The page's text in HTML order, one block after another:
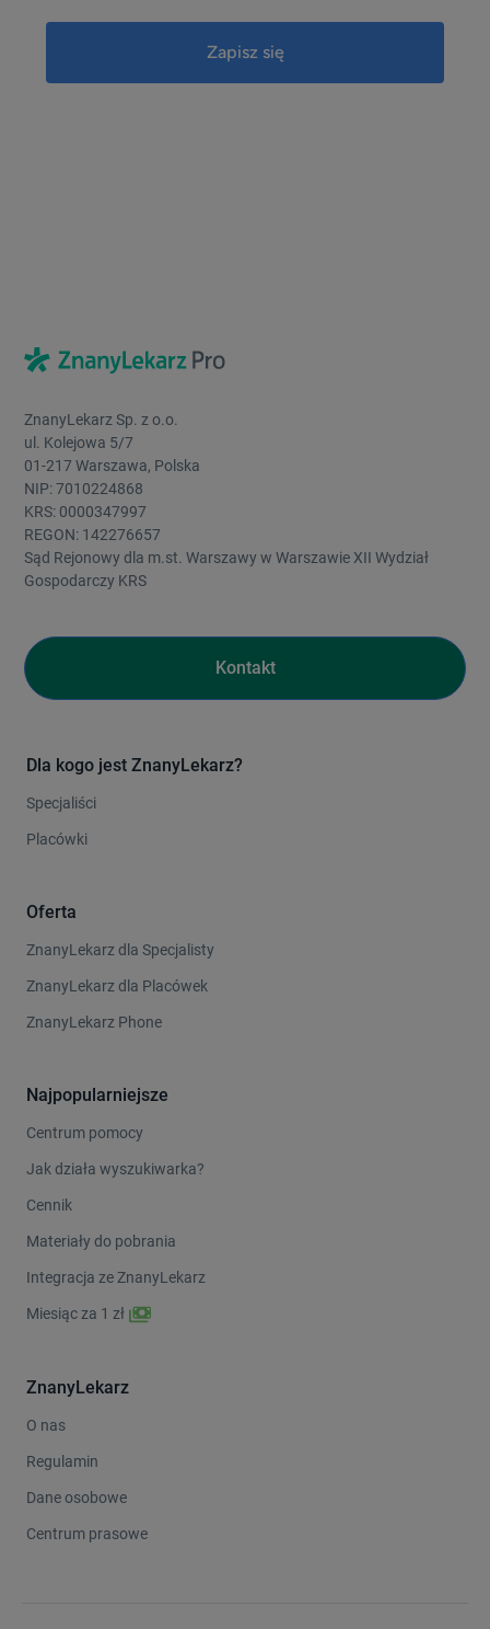
ZnanyLekarz Sp. z o.o.
ul. Kolejowa 5/7
01-217 Warszawa, Polska
NIP: 7010224868
KRS: 0000347997
REGON: 142276657
Sąd Rejonowy dla m.st. Warszawy w Warszawie XII Wydział
Gospodarczy KRS
Kontakt
Dla kogo jest ZnanyLekarz?
Specjaliści
Placówki
Oferta
ZnanyLekarz dla Specjalisty
ZnanyLekarz dla Placówek
ZnanyLekarz Phone
Najpopularniejsze
Centrum pomocy
Jak działa wyszukiwarka?
Cennik
Materiały do pobrania
Integracja ze ZnanyLekarz
Miesiąc za 1 zł
ZnanyLekarz
O nas
Regulamin
Dane osobowe
Centrum prasowe